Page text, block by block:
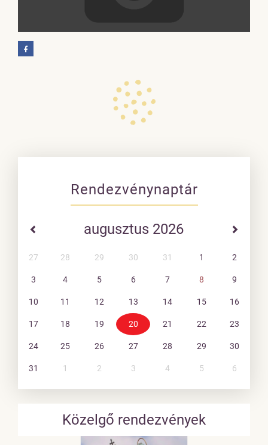
Rendezvénynaptár
augusztus 2026
27 28 29 30 31 1 2
3 4 5 6 7 8 9
10 11 12 13 14 15 16
17 18 19 20 21 22 23
24 25 26 27 28 29 30
31 1 2 3 4 5 6
Közelgő rendezvények